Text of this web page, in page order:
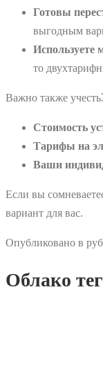
Готовы
выгодным
Используете
то
Важно также учесть⁚
Стоимость
Тарифы на
Ваши
Если вы
вариант для вас.
Опубликовано в
Облако